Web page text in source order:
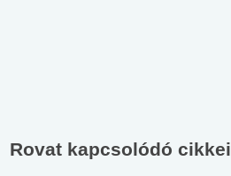
Rovat kapcsolódó cikkei